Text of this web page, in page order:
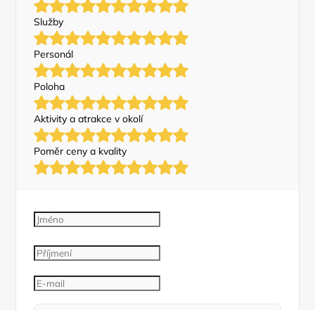
Služby
Personál
Poloha
Aktivity a atrakce v okolí
Poměr ceny a kvality